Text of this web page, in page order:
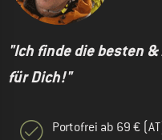
"Ich finde die besten
für Dich!"
Portofrei ab 69 €